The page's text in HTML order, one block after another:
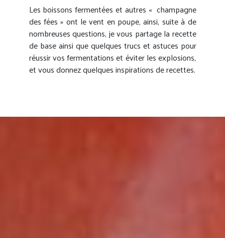
Les boissons fermentées et autres « champagne
des fées » ont le vent en poupe, ainsi, suite à de
nombreuses questions, je vous partage la recette
de base ainsi que quelques trucs et astuces pour
réussir vos fermentations et éviter les explosions,
et vous donnez quelques inspirations de recettes.